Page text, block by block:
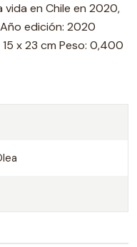
en Chile en 2020,
edición: 2020
15 x 23 cm Peso: 0,400